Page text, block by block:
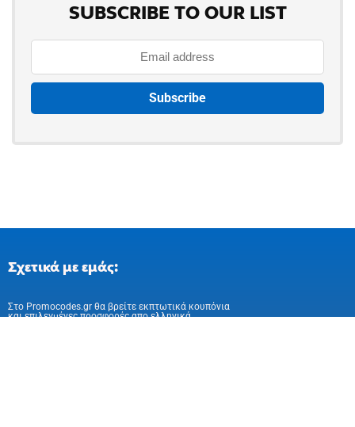
SUBSCRIBE TO OUR LIST
Σχετικά με εμάς:
Στo Promocodes.gr θα βρείτε εκπτωτικά κουπόνια
και επιλεγμένες προσφορές απο ελληνικά